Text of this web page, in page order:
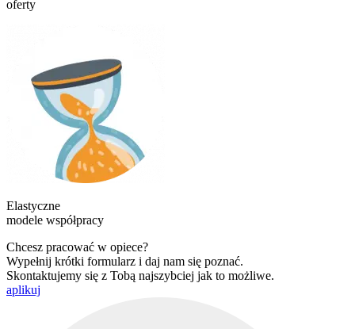
oferty
Elastyczne
modele współpracy
Chcesz pracować w opiece?
Wypełnij krótki formularz i daj nam się poznać.
Skontaktujemy się z Tobą najszybciej jak to możliwe.
aplikuj